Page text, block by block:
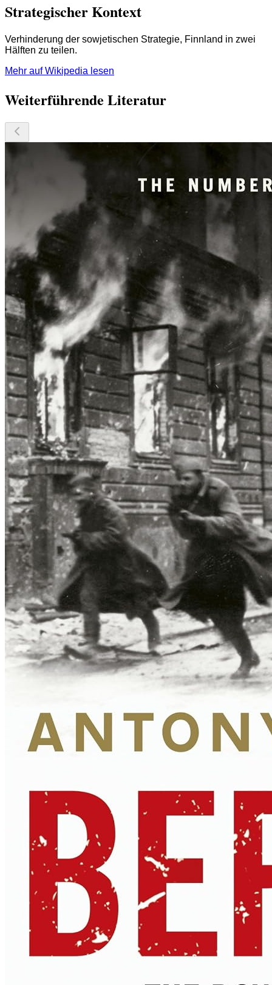
Strategischer Kontext
Verhinderung der sowjetischen Strategie, Finnland in zwei
Hälften zu teilen.
Mehr auf Wikipedia lesen
Weiterführende Literatur